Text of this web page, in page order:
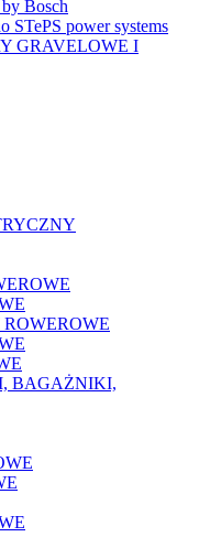
Bosch
STePS power systems
GRAVELOWE I
BAGAŻNIKI,